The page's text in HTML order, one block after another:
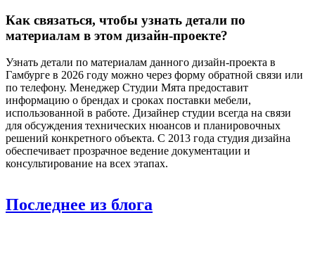
Как связаться, чтобы узнать детали по
материалам в этом дизайн-проекте?
Узнать детали по материалам данного дизайн-проекта в
Гамбурге в 2026 году можно через форму обратной связи или
по телефону. Менеджер Студии Мята предоставит
информацию о брендах и сроках поставки мебели,
использованной в работе. Дизайнер студии всегда на связи
для обсуждения технических нюансов и планировочных
решений конкретного объекта. С 2013 года студия дизайна
обеспечивает прозрачное ведение документации и
консультирование на всех этапах.
Последнее из блога